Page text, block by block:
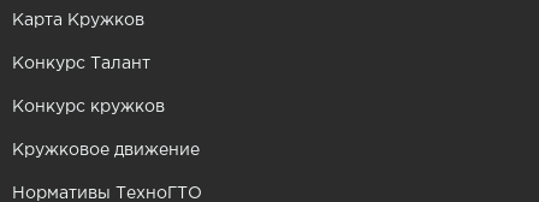
Карта Кружков
Конкурс Талант
Конкурс кружков
Кружковое движение
Нормативы ТехноГТО